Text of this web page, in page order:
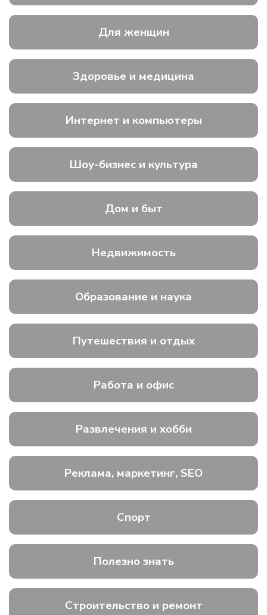
Для женщин
Здоровье и медицина
Интернет и компьютеры
Шоу-бизнес и культура
Дом и быт
Недвижимость
Образование и наука
Путешествия и отдых
Работа и офис
Развлечения и хобби
Реклама, маркетинг, SEO
Спорт
Полезно знать
Строительство и ремонт